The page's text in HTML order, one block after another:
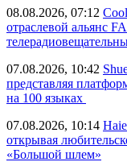
08.08.2026, 07:12
отраслевой альянс
07.08.2026, 10:42
представляя
на 100 языках
07.08.2026, 10:14
открывая
«Большой шлем»